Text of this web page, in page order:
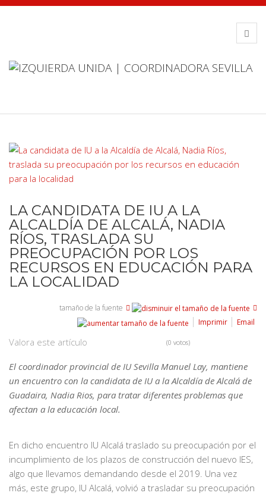
LA CANDIDATA DE IU A LA
ALCALDÍA DE ALCALÁ, NADIA
RÍOS, TRASLADA SU
PREOCUPACIÓN POR LOS
RECURSOS EN EDUCACIÓN PARA
LA LOCALIDAD
tamaño de la fuente
Imprimir
Email
Valora este artículo (0 votos)
El coordinador provincial de IU Sevilla Manuel Lay, mantiene
un encuentro con la candidata de IU a la Alcaldía de Alcalá de
Guadaira, Nadia Rios, para tratar diferentes problemas que
afectan a la educación local.
En dicho encuentro IU Alcalá traslado su preocupación por el
incumplimiento de los plazos de construcción del nuevo IES,
algo que llevamos demandando desde el 2019. Una vez
más, este grupo, IU Alcalá, volvió a trasladar su preocupación